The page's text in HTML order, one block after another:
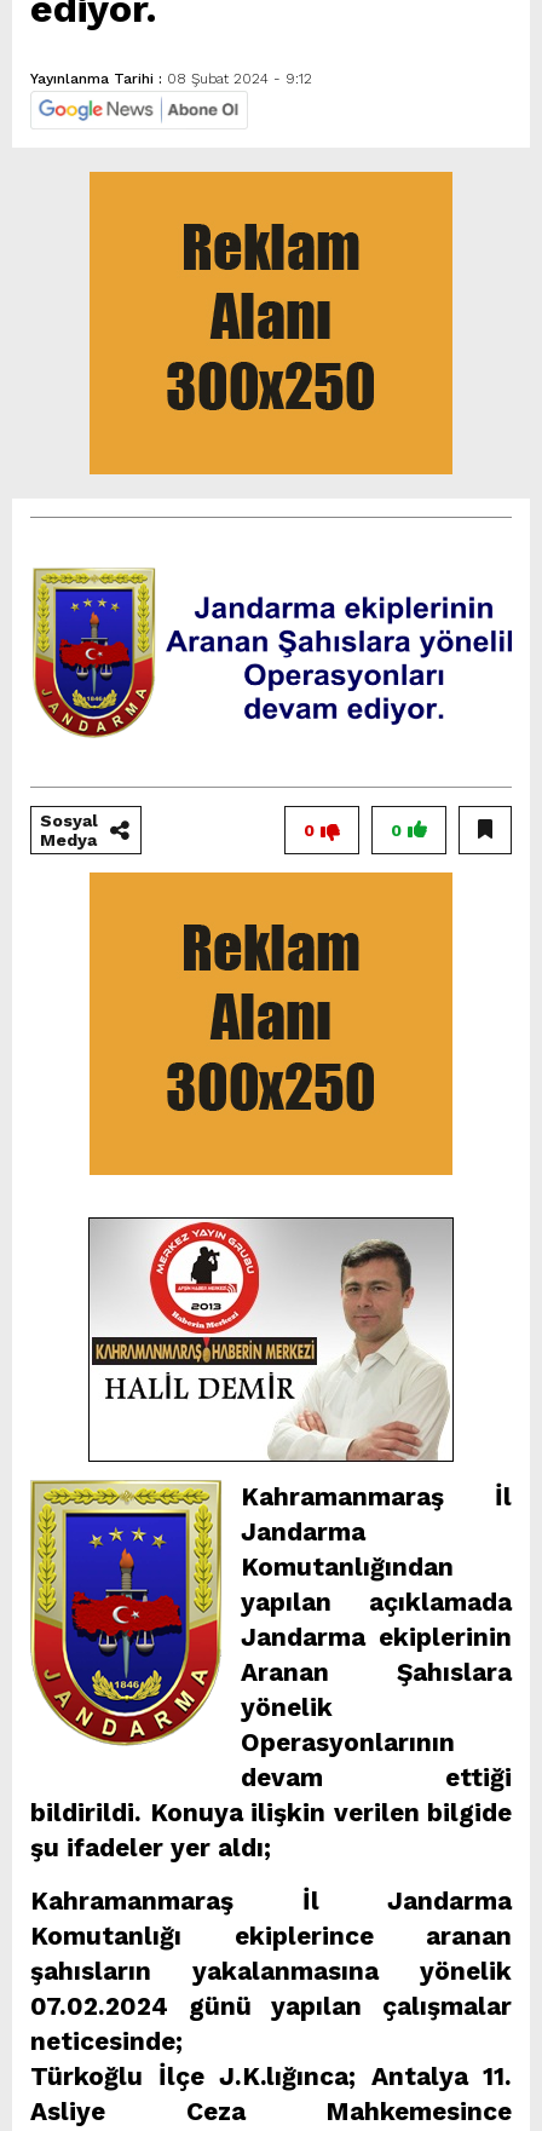
Yayınlanma Tarihi : 08 Şubat 2024 - 9:12
Sosyal
Medya
0
0
Kahramanmaraş İl
Jandarma
Komutanlığından
yapılan açıklamada
Jandarma ekiplerinin
Aranan Şahıslara
yönelik
Operasyonlarının
devam ettiği
bildirildi. Konuya ilişkin verilen bilgide
şu ifadeler yer aldı;
Kahramanmaraş İl Jandarma
Komutanlığı ekiplerince aranan
şahısların yakalanmasına yönelik
07.02.2024 günü yapılan çalışmalar
neticesinde;
Türkoğlu İlçe J.K.lığınca; Antalya 11.
Asliye Ceza Mahkemesince